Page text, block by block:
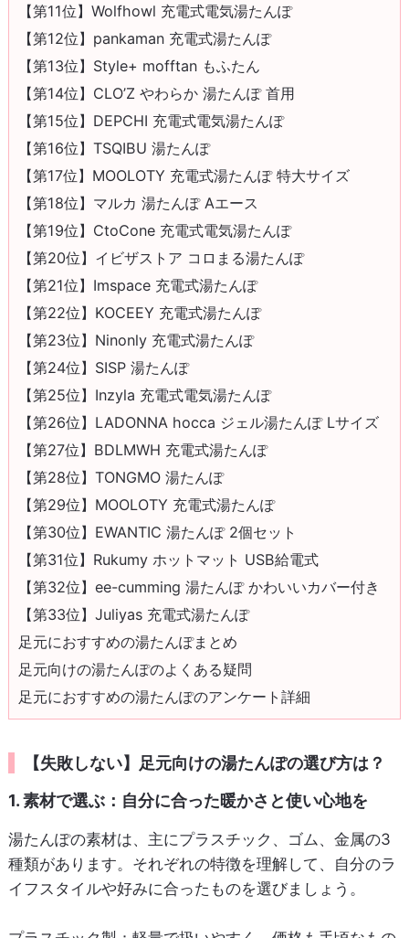
【第11位】Wolfhowl 充電式電気湯たんぽ
【第12位】pankaman 充電式湯たんぽ
【第13位】Style+ mofftan もふたん
【第14位】CLO’Z やわらか 湯たんぽ 首用
【第15位】DEPCHI 充電式電気湯たんぽ
【第16位】TSQIBU 湯たんぽ
【第17位】MOOLOTY 充電式湯たんぽ 特大サイズ
【第18位】マルカ 湯たんぽ Aエース
【第19位】CtoCone 充電式電気湯たんぽ
【第20位】イビザストア コロまる湯たんぽ
【第21位】Imspace 充電式湯たんぽ
【第22位】KOCEEY 充電式湯たんぽ
【第23位】Ninonly 充電式湯たんぽ
【第24位】SISP 湯たんぽ
【第25位】Inzyla 充電式電気湯たんぽ
【第26位】LADONNA hocca ジェル湯たんぽ Lサイズ
【第27位】BDLMWH 充電式湯たんぽ
【第28位】TONGMO 湯たんぽ
【第29位】MOOLOTY 充電式湯たんぽ
【第30位】EWANTIC 湯たんぽ 2個セット
【第31位】Rukumy ホットマット USB給電式
【第32位】ee-cumming 湯たんぽ かわいいカバー付き
【第33位】Juliyas 充電式湯たんぽ
足元におすすめの湯たんぽまとめ
足元向けの湯たんぽのよくある疑問
足元におすすめの湯たんぽのアンケート詳細
【失敗しない】足元向けの湯たんぽの選び方は？
1. 素材で選ぶ：自分に合った暖かさと使い心地を
湯たんぽの素材は、主にプラスチック、ゴム、金属の3
種類があります。それぞれの特徴を理解して、自分のラ
イフスタイルや好みに合ったものを選びましょう。